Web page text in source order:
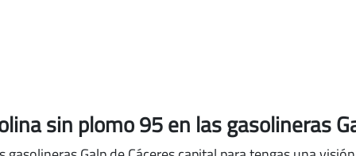
sin plomo 95en las gasolineras